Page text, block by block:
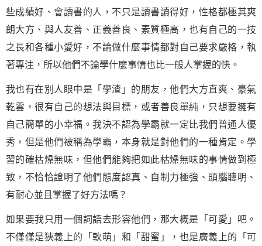
些成績好、會讀書的人，不只是讀書讀得好，性格都極其爽
朗大方、與人友善、正義善良、素質極高，也有自己的一技
之長和各種小愛好，不論做什麼事情都對自己要求嚴格，執
著專注，所以他們不論學什麼事情也比一般人掌握的快。
我也有在別人眼中是「學渣」的朋友，他們大方直爽、豪氣
乾雲，很有自己的想法與目標，或者善良單純，只想要擁有
自己簡單的小幸福。我決不認為學霸就一定比我們普通人優
秀，但是他們被稱為學霸，本身就是對他們的一種肯定。 學
習的確枯燥無味，但他們能夠把如此枯燥無味的事情做到極
致，不恰恰證明了他們態度認真、自制力極強、頭腦聰明、
有耐心並且掌握了好方法嗎？
如果要我只用一個詞語去形容他們，那大概是「可愛」吧。
不僅僅是狹義上的「軟萌」和「甜蜜」，也是廣義上的「可